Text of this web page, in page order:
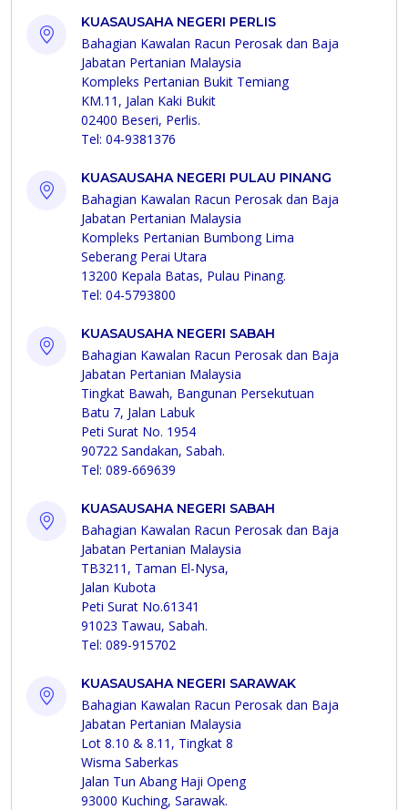
KUASAUSAHA NEGERI PERLIS
Bahagian Kawalan Racun Perosak dan Baja
Jabatan Pertanian Malaysia
Kompleks Pertanian Bukit Temiang
KM.11, Jalan Kaki Bukit
02400 Beseri, Perlis.
Tel: 04-9381376
KUASAUSAHA NEGERI PULAU PINANG
Bahagian Kawalan Racun Perosak dan Baja
Jabatan Pertanian Malaysia
Kompleks Pertanian Bumbong Lima
Seberang Perai Utara
13200 Kepala Batas, Pulau Pinang.
Tel: 04-5793800
KUASAUSAHA NEGERI SABAH
Bahagian Kawalan Racun Perosak dan Baja
Jabatan Pertanian Malaysia
Tingkat Bawah, Bangunan Persekutuan
Batu 7, Jalan Labuk
Peti Surat No. 1954
90722 Sandakan, Sabah.
Tel: 089-669639
KUASAUSAHA NEGERI SABAH
Bahagian Kawalan Racun Perosak dan Baja
Jabatan Pertanian Malaysia
TB3211, Taman El-Nysa,
Jalan Kubota
Peti Surat No.61341
91023 Tawau, Sabah.
Tel: 089-915702
KUASAUSAHA NEGERI SARAWAK
Bahagian Kawalan Racun Perosak dan Baja
Jabatan Pertanian Malaysia
Lot 8.10 & 8.11, Tingkat 8
Wisma Saberkas
Jalan Tun Abang Haji Openg
93000 Kuching, Sarawak.